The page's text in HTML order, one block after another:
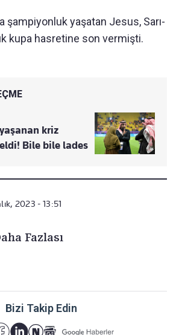
şampiyonluk yaşatan Jesus, Sarı-
kupa hasretine son vermişti.
kriz
Bile bile lades
2023 - 13:51
Fazlası
Bizi Takip Edin